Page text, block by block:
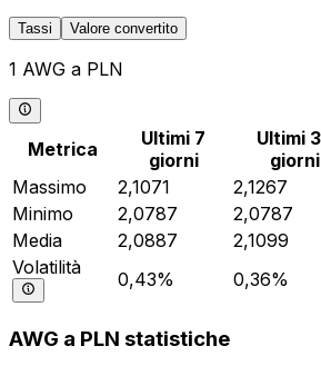
Tassi Valore convertito
1 AWG a PLN
Metrica
Ultimi 7
giorni
Ultimi
giorni
Massimo
2,1071 2,1267
Minimo
2,0787 2,0787
Media
2,0887 2,1099
Volatilità
0,43% 0,36%
AWG a PLN statistiche